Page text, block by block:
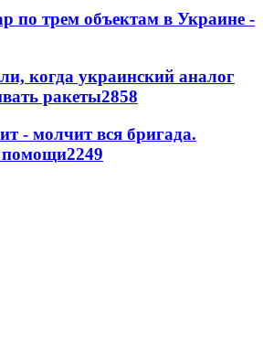
по трем объектам в Украине -
когда украинский аналог
ракеты2858
- молчит вся бригада.
помощи2249